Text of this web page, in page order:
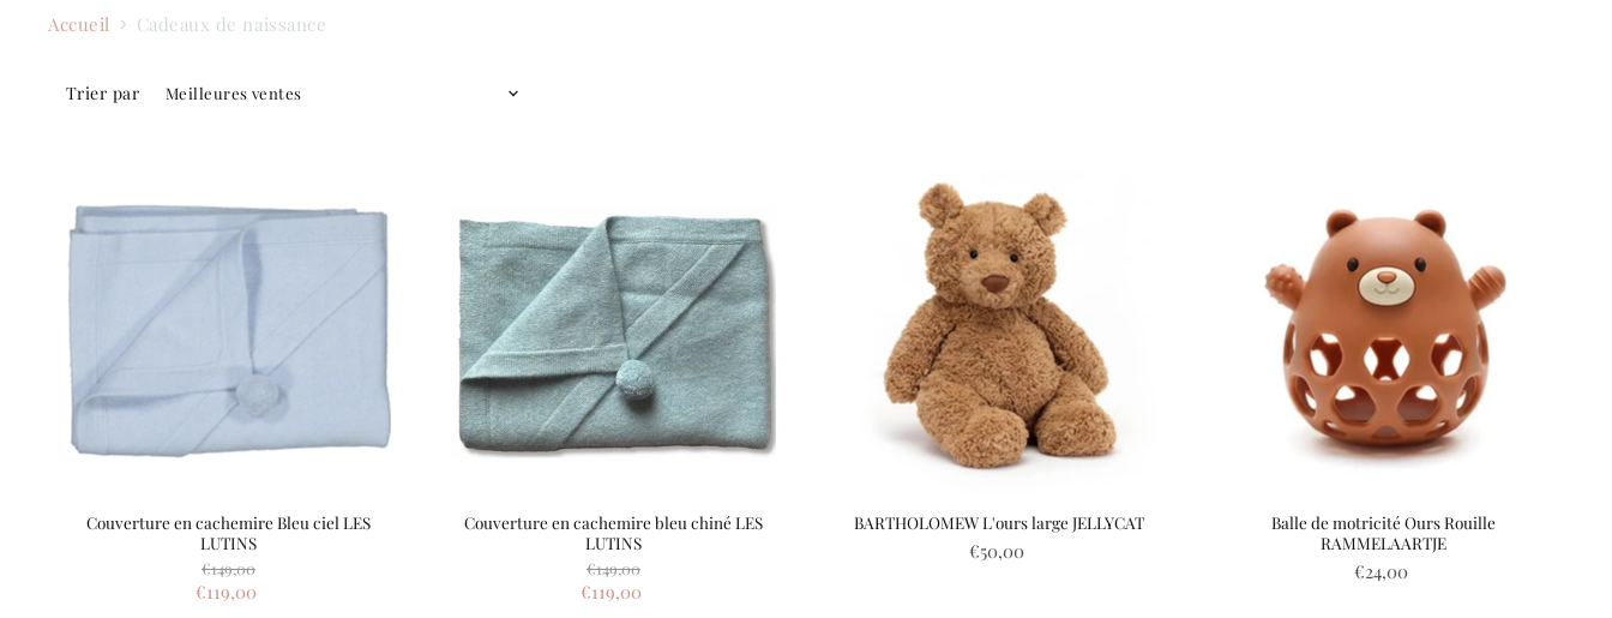
Accueil Cadeaux de naissance
Trier par
Couverture en cachemire Bleu ciel LES
LUTINS
Prix
d'origine
€149,00
Prix
€119,00
Couverture en cachemire bleu chiné LES
LUTINS
Prix
d'origine
€149,00
Prix
€119,00
BARTHOLOMEW L'ours large JELLYCAT
€50,00
Balle de motricité Ours Rouille
RAMMELAARTJE
€24,00